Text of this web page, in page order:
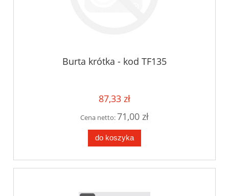
Burta krótka - kod TF135
87,33 zł
Cena netto:71,00 zł
do koszyka